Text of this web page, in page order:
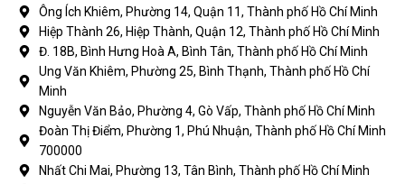
Ông Ích Khiêm, Phường 14, Quận 11, Thành phố Hồ Chí Minh
Hiệp Thành 26, Hiệp Thành, Quận 12, Thành phố Hồ Chí Minh
Đ. 18B, Bình Hưng Hoà A, Bình Tân, Thành phố Hồ Chí Minh
Ung Văn Khiêm, Phường 25, Bình Thạnh, Thành phố Hồ Chí
Minh
Nguyễn Văn Bảo, Phường 4, Gò Vấp, Thành phố Hồ Chí Minh
Đoàn Thị Điểm, Phường 1, Phú Nhuận, Thành phố Hồ Chí Minh
700000
Nhất Chi Mai, Phường 13, Tân Bình, Thành phố Hồ Chí Minh